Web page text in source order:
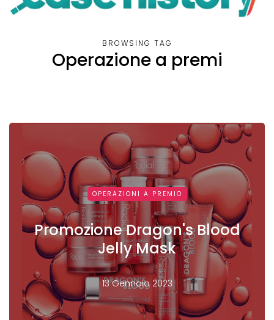
BROWSING TAG
Operazione a premi
OPERAZIONI A PREMIO
Promozione Dragon's Blood
Jelly Mask
13 Gennaio 2023